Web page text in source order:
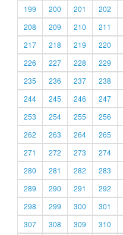
199
200 201 202
208
209 210 211
217
218 219 220
226
227 228 229
235
236 237 238
244
245 246 247
253
254 255 256
262
263 264 265
271
272 273 274
280
281 282 283
289
290 291 292
298
299 300 301
307
308 309 310